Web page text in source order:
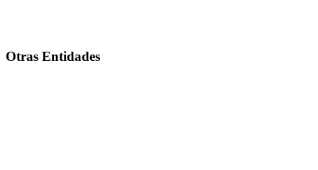
Otras Entidades